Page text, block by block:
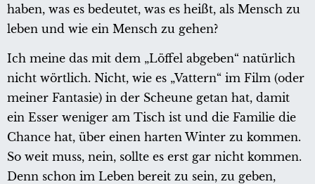
haben, was es bedeutet, was es heißt, als Mensch zu
leben und wie ein Mensch zu gehen?
Ich meine das mit dem „Löffel abgeben“ natürlich
nicht wörtlich. Nicht, wie es „Vattern“ im Film (oder
meiner Fantasie) in der Scheune getan hat, damit
ein Esser weniger am Tisch ist und die Familie die
Chance hat, über einen harten Winter zu kommen.
So weit muss, nein, sollte es erst gar nicht kommen.
Denn schon im Leben bereit zu sein, zu geben,